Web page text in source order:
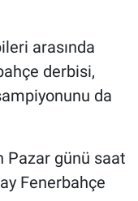
arasında
derbisi,
da
Pazar günü saat
Fenerbahçe